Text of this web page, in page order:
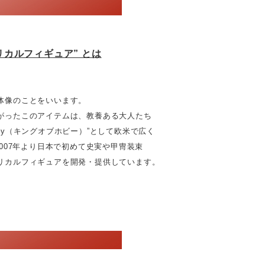
カルフィギュア” とは
ことをいいます。
このアイテムは、教養ある大人たち
グオブホビー）”として欧米で広く
より日本で初めて史実や甲冑装束
ィギュアを開発・提供しています。